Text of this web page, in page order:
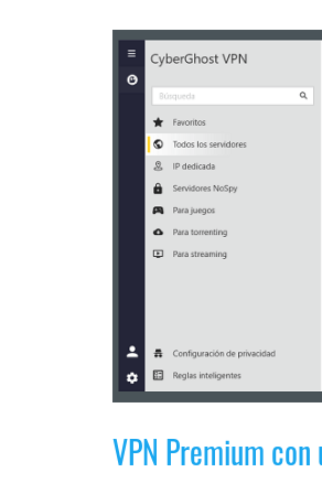
VPN Premium